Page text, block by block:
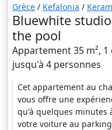
Grèce / Kefalonia /
Bluewhite
the pool
Appartement 35 m²,
jusqu'à 4 personnes
Cet appartement au
vous offre une
qu'à quelques minutes
votre voiture au